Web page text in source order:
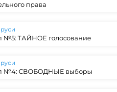
права
№5: ТАЙНОЕ голосование
№4: СВОБОДНЫЕ выборы